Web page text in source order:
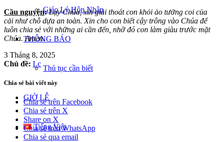
Giáo Lý Hôn Nhân
THÔNG BÁO
Thủ tục cần biết
GIỜ LỄ
Tiếng Việt
Cầu nguyện:Lạy Chúa, xin giải thoát con khỏi ảo tưởng coi của
cải như chỗ dựa an toàn. Xin cho con biết cậy trông vào Chúa để
luôn chia sẻ với những ai cần đến, nhờ đó con làm giàu trước mặt
Chúa.Amen.
3 Tháng 8, 2025
Chủ đề: Lc
Chia sẻ bài viết này
Chia sẻ trên Facebook
Chia sẻ trên X
Share on X
Chia sẻ trên WhatsApp
Chia sẻ qua email